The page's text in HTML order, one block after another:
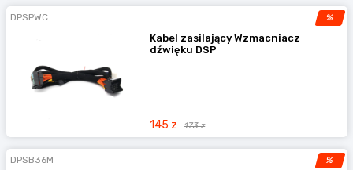
%
DPSPWC
Kabel zasilający Wzmacniacz
dźwięku DSP
145 z 173 z
%
DPSB36M